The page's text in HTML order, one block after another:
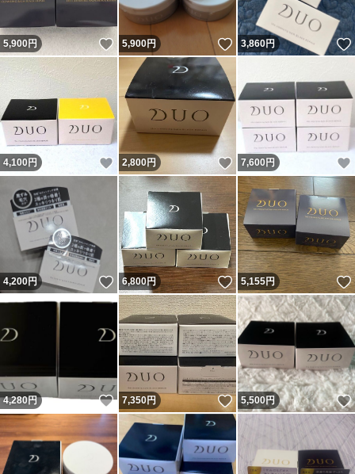
5,900円 いいね！
5,900円 いいね！
3,860円
4,100 円 いいね！
2,800円 いいね！
7,600 円
4,200円 いいね！
6,800円 いいね！
5,155円
4,280円 いいね！
7,350円 いいね！
5,500円